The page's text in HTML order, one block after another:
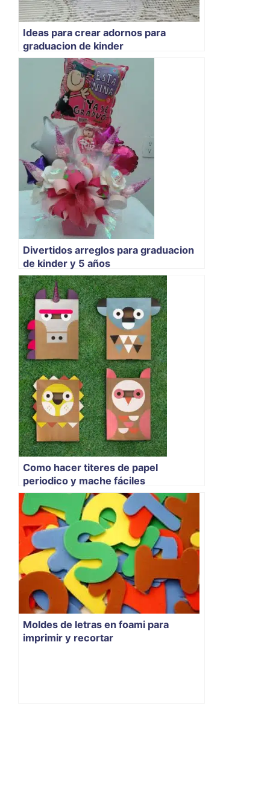
Ideas para crear adornos para
graduacion de kinder
Divertidos arreglos para graduacion
de kinder y 5 años
Como hacer titeres de papel
periodico y mache fáciles
Moldes de letras en foami para
imprimir y recortar